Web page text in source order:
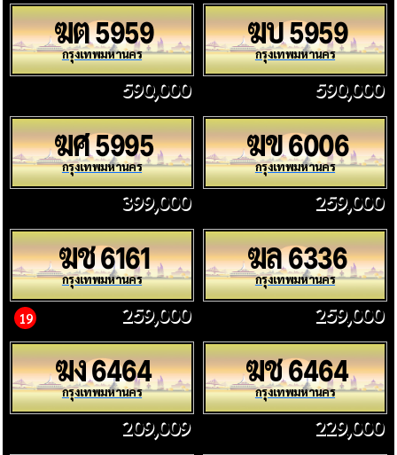
ฆต5959
กรุงเทพมหานคร
590,000
ฆบ5959
กรุงเทพมหานคร
590,000
ฆศ5995
กรุงเทพมหานคร
399,000
ฆข6006
กรุงเทพมหานคร
259,000
ฆช6161
กรุงเทพมหานคร
19 259,000
ฆล6336
กรุงเทพมหานคร
259,000
ฆง6464
กรุงเทพมหานคร
209,009
ฆช6464
กรุงเทพมหานคร
229,000